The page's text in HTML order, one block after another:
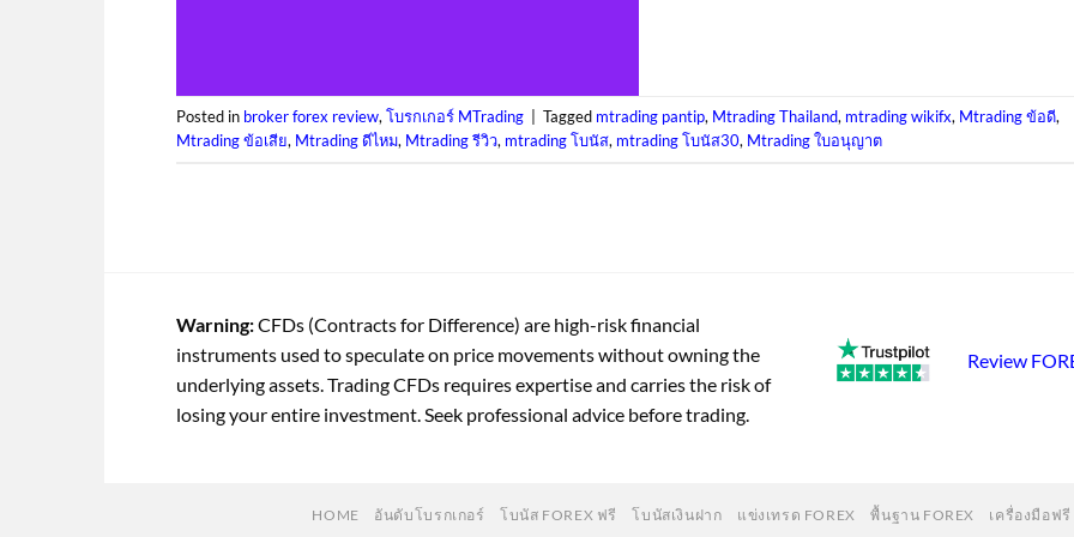
Posted in broker forex review, โบรกเกอร์ MTrading Tagged mtrading pantip, Mtrading Thailand, mtrading wikifx, Mtrading ข้อดี,
Mtrading ข้อเสีย, Mtrading ดีไหม, Mtrading รีวิว, mtrading โบนัส, mtrading โบนัส30, Mtrading ใบอนุญาต
Warning:CFDs (Contracts for Difference) are high-risk financial
instruments used to speculate on price movements without owning the
underlying assets. Trading CFDs requires expertise and carries the risk of
losing your entire investment. Seek professional advice before trading.
Review
HOME อันดับโบรกเกอร์ โบนัส FOREX ฟรี โบนัสเงินฝาก แข่งเทรด FOREX พื้นฐาน FOREX เครื่องมือฟรี